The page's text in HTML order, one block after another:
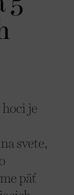
hoci je
svete,
päť